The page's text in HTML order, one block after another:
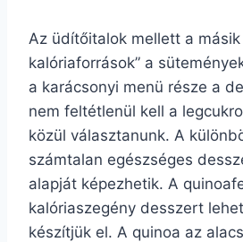
Az üdítőitalok mellett a
kalóriaforrások” a
a karácsonyi menü része a
nem feltétlenül kell a
közül választanunk. A
számtalan egészséges
alapját képezhetik. A
kalóriaszegény desszert
készítjük el. A quinoa az